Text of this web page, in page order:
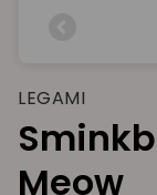
LEGAMI
Meow